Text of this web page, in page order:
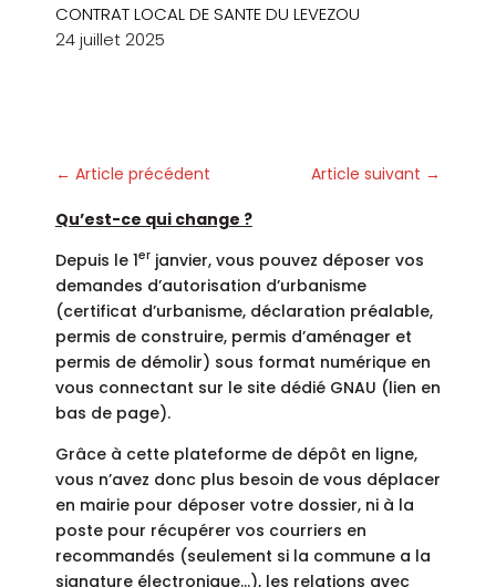
CONTRAT LOCAL DE SANTE DU LEVEZOU
24 juillet 2025
← Article précédent Article suivant →
Qu’est-ce qui change ?
Depuis le 1erjanvier, vous pouvez déposer vos
demandes d’autorisation d’urbanisme
(certificat d’urbanisme, déclaration préalable,
permis de construire, permis d’aménager et
permis de démolir) sous format numérique en
vous connectant sur le site dédié GNAU (lien en
bas de page).
Grâce à cette plateforme de dépôt en ligne,
vous n’avez donc plus besoin de vous déplacer
en mairie pour déposer votre dossier, ni à la
poste pour récupérer vos courriers en
recommandés (seulement si la commune a la
signature électronique…), les relations avec